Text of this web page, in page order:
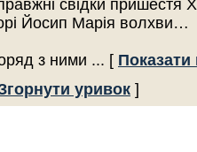
свідки пришестя
Йосип Марія волхви…
з ними ... [ Показати
уривок ]